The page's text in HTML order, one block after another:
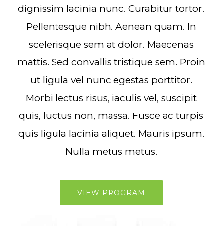
dignissim lacinia nunc. Curabitur tortor.
Pellentesque nibh. Aenean quam. In
scelerisque sem at dolor. Maecenas
mattis. Sed convallis tristique sem. Proin
ut ligula vel nunc egestas porttitor.
Morbi lectus risus, iaculis vel, suscipit
quis, luctus non, massa. Fusce ac turpis
quis ligula lacinia aliquet. Mauris ipsum.
Nulla metus metus.
VIEW PROGRAM